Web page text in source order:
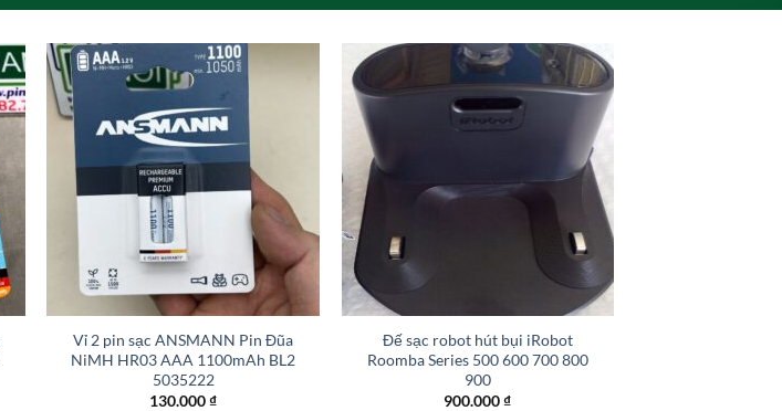
+
Vỉ 2 pin sạc ANSMANN Pin Đũa
NiMH HR03 AAA 1100mAh BL2
5035222
130.000₫
+
Đế sạc robot hút bụi iRobot
Roomba Series 500 600 700 800
900
900.000₫